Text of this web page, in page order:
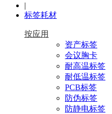
|
标签耗材
按应用
资产标签
会议胸卡
耐高温标签
耐低温标签
PCB标签
防伪标签
防静电标签